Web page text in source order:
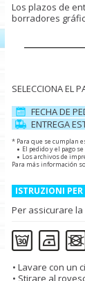
Los plazos de
borradores
SELECCIONA EL
FECHA DE
ENTREGA
* Para que se cumplan
El pedido y el pago
Los archivos de
Para más información
ISTRUZIONI
Per assicurare
Lavare con un
Stirare al